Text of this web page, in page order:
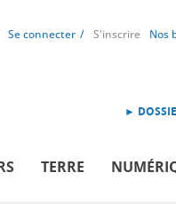
Se connecter S'inscrire Nos
►
TERRE